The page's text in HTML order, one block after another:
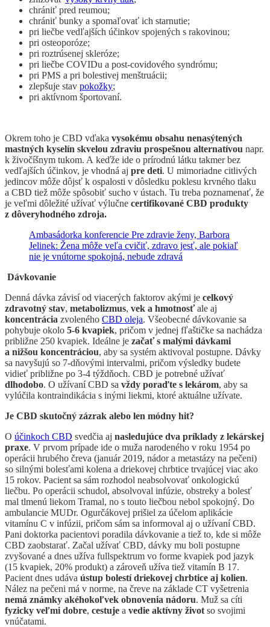
chrániť pred reumou;
chrániť bunky a spomaľovať ich starnutie;
pri liečbe vedľajších účinkov spojených s rakovinou;
pri osteoporóze;
pri roztrúsenej skleróze;
pri liečbe COVIDu a post-covidového syndrómu;
pri PMS a pri bolestivej menštruácii;
zlepšuje stav pokožky;
pri aktívnom športovaní.
Okrem toho je CBD vďaka vysokému obsahu nenasýtených
mastných kyselín skvelou zdraviu prospešnou alternatívou napr.
k živočíšnym tukom. A keďže ide o prírodnú látku takmer bez
vedľajších účinkov, je vhodná aj pre deti. U mimoriadne citlivých
jedincov môže dôjsť k ospalosti v dôsledku poklesu krvného tlaku
a CBD tiež môže spôsobiť sucho v ústach. Tu treba poznamenať, že
je veľmi dôležité užívať výlučne certifikované CBD produkty
z dôveryhodného zdroja.
Ambasádorka konferencie Pre zdravie ženy, Barbora
Jelinek: Žena môže veľa cvičiť, zdravo jesť, ale pokiaľ
nie je vnútorne spokojná, nebude zdravá
Dávkovanie
Denná dávka závisí od viacerých faktorov akými je celkový
zdravotný stav, metabolizmus, vek a hmotnosťale aj
koncentrácia zvoleného CBD oleja. Všeobecné dávkovanie sa
pohybuje okolo 5-6 kvapiek, pričom v jednej fľaštičke sa nachádza
približne 250 kvapiek. Ideálne je začať s malými dávkami
a nižšou koncentráciou, aby sa systém aktivoval postupne. Dávky
sa navyšujú so 7-dňovými intervalmi, pričom výsledky budete
vidieť približne po 3-4 týždňoch. CBD je potrebné užívať
dlhodobo. O užívaní CBD sa vždy poraďte s lekárom, aby sa
vylúčila kontraindikácia s inými liekmi, ktoré aktuálne užívate.
Je CBD skutočný zázrak alebo len módny hit?
O účinkoch CBD svedčia aj nasledujúce dva príklady z lekárskej
praxe. V prvom prípade ide o muža narodeného v roku 1954 po
operácii hrubého čreva (január 2019, nádor a metastázy na pečeni)
so silnými bolesťami kolena a driekovej chrbtice trvajúcej viac ako
15 rokov. Pacient sa sám rozhodol neabsolvovať onkologickú
liečbu. Po operácii schudol, absolvoval infúzie, obstreky a bolesť
mal tlmenú liekom Tramal, no s touto liečbou nebol spokojný. Do
ambulancie MUDr. Ogurčákovej prišiel za účelom aplikácie
vitamínu C v infúzii, pričom sám sa informoval aj o užívaní CBD.
Pani doktorka pacientovi poradila dávkovanie a tiež to, kde si môže
CBD zaobstarať. Začal užívať CBD, dávky mu boli postupne
zvyšované a dnes užíva fullspektrum vo forme kvapiek pod jazyk
(15 kvapiek, 20% produkt) a zároveň užíva tiež vitamín B 17.
Pacient dnes udáva ústup bolestí driekovej chrbtice aj kolien.
Nález na pečeni má v norme, na čreve na základe CT vyšetrenia
nemá známky akéhokoľvek obnovenia nádoru. Muž sa cíti
fyzicky veľmi dobre, cestuje a vedie aktívny život so svojimi
vnúčatami.